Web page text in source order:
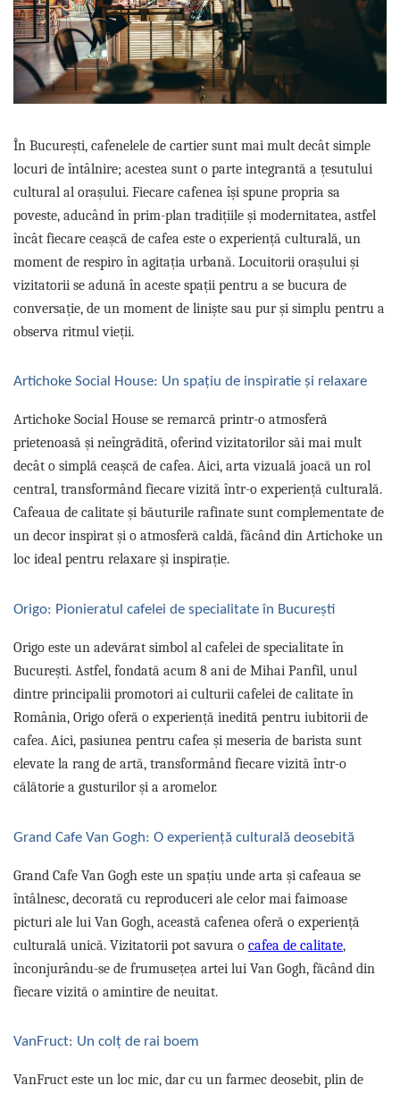
Cafea boabe Vergnano
Cafea boabe Segafredo
Cafea boabe Julius Meinl
Cafea boabe 1kg
Alte branduri cafea
Cafea de specialitate
Cafea proaspat prajita
Cafea Etiopia
Cafea Columbia
Cafea Brazilia
Cafea Guatemala
Cafea Costa Rica
Cafea Rwanda
Cafea Instant
Cafea macinata
Sistem de zahar si paleta
Tastaturi si butoane
În București, cafenelele de cartier sunt mai mult decât simple
locuri de întâlnire; acestea sunt o parte integrantă a țesutului
cultural al orașului. Fiecare cafenea își spune propria sa
poveste, aducând în prim-plan tradițiile și modernitatea, astfel
încât fiecare ceașcă de cafea este o experiență culturală, un
moment de respiro în agitația urbană. Locuitorii orașului și
vizitatorii se adună în aceste spații pentru a se bucura de
conversație, de un moment de liniște sau pur și simplu pentru a
observa ritmul vieții.
Artichoke Social House: Un spațiu de inspiratie și relaxare
Artichoke Social House se remarcă printr-o atmosferă
prietenoasă și neîngrădită, oferind vizitatorilor săi mai mult
decât o simplă ceașcă de cafea. Aici, arta vizuală joacă un rol
central, transformând fiecare vizită într-o experiență culturală.
Cafeaua de calitate și băuturile rafinate sunt complementate de
un decor inspirat și o atmosferă caldă, făcând din Artichoke un
loc ideal pentru relaxare și inspirație.
Origo: Pionieratul cafelei de specialitate în București
Origo este un adevărat simbol al cafelei de specialitate în
București. Astfel, fondată acum 8 ani de Mihai Panfil, unul
dintre principalii promotori ai culturii cafelei de calitate în
România, Origo oferă o experiență inedită pentru iubitorii de
cafea. Aici, pasiunea pentru cafea și meseria de barista sunt
elevate la rang de artă, transformând fiecare vizită într-o
călătorie a gusturilor și a aromelor.
Grand Cafe Van Gogh: O experiență culturală deosebită
Grand Cafe Van Gogh este un spațiu unde arta și cafeaua se
întâlnesc, decorată cu reproduceri ale celor mai faimoase
picturi ale lui Van Gogh, această cafenea oferă o experiență
culturală unică. Vizitatorii pot savura o cafea de calitate,
înconjurându-se de frumusețea artei lui Van Gogh, făcând din
fiecare vizită o amintire de neuitat.
VanFruct: Un colț de rai boem
VanFruct este un loc mic, dar cu un farmec deosebit, plin de